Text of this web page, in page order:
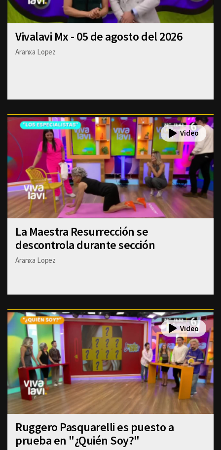
Vivalavi Mx - 05 de agosto del 2026
Aranxa Lopez
La Maestra Resurrección se
descontrola durante sección
Aranxa Lopez
Ruggero Pasquarelli es puesto a
prueba en "¿Quién Soy?"